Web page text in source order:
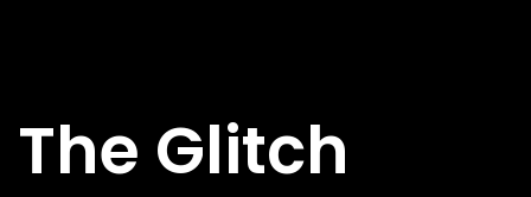
USB 2.X-
AANSLUITINGEN
0x
USB 2.X-
AANSLUITINGEN
The Glitch